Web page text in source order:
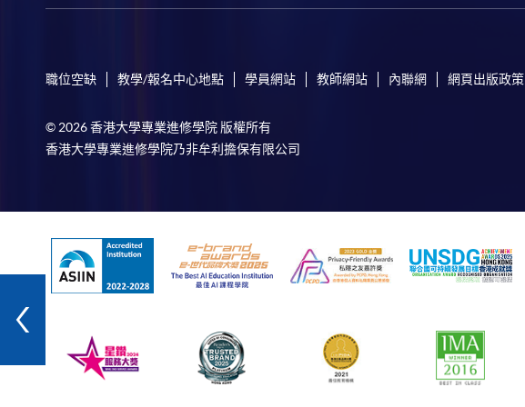
職位空缺 教學/報名中心地點 學員網站 教師網站 內聯網 網頁出版政策
© 2026 香港大學專業進修學院 版權所有
香港大學專業進修學院乃非牟利擔保有限公司